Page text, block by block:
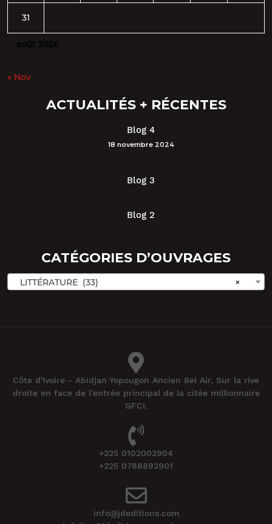
août 2026
31
« Nov
ACTUALITÉS + RÉCENTES
Blog 4
18 novembre 2024
Blog 3
Blog 2
CATÉGORIES D’OUVRAGES
×
LITTÉRATURE (33)
Côte d'Ivoire - Abidjan Yopougon Ancien Bel Air, Sur la rive
droite en face de l'entrée principal de la citée millionnaire
GFCI.
+225 0102002904
+225 0788892901
info@jdeditions.com